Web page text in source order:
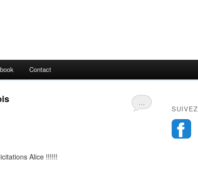
Contact
…
Alice !!!!!!